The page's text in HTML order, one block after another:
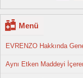
Menü
EVRENZO Hakkında
Aynı Etken Maddeyi